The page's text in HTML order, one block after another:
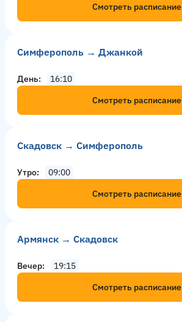
Смотреть расписание
Симферополь → Джанкой
День
16:10
Смотреть расписание
Скадовск → Симферополь
Утро
09:00
Смотреть расписание
Армянск → Скадовск
Вечер
19:15
Смотреть расписание